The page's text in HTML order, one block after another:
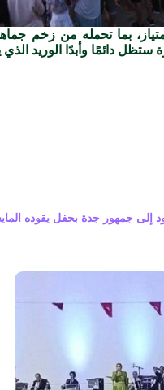
بامتياز، بما تحمله من
ستظل دائمًا وأبدًا الوريد
إلى جمهور جدة بحفل يقوده